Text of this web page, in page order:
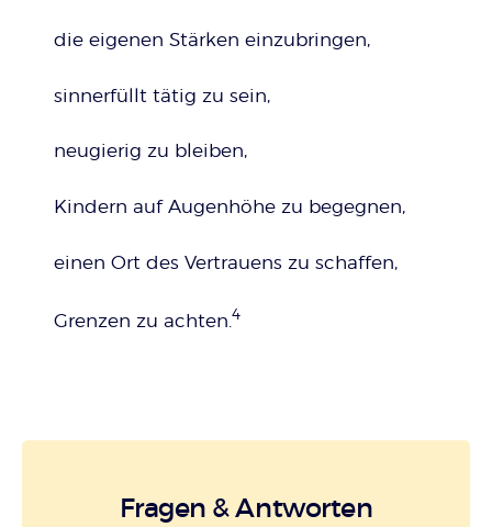
die eigenen Stärken einzubringen,
sinnerfüllt tätig zu sein,
neugierig zu bleiben,
Kindern auf Augenhöhe zu begegnen,
einen Ort des Vertrauens zu schaffen,
Grenzen zu achten. 4
Fragen & Antworten